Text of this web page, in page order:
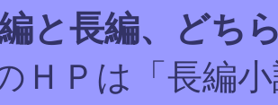
と長編、どち
ＨＰは「長編